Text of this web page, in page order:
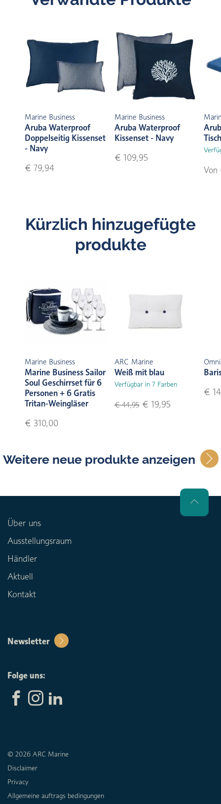
Marine Business
Aruba Waterproof
Doppelseitig Kissenset
- Navy
€ 79,94
Marine Business
Aruba Waterproof
Kissenset - Navy
€ 109,95
Von
Kürzlich hinzugefügte
produkte
Marine Business
Marine Business Sailor
Soul Geschirrset für 6
Personen + 6 Gratis
Tritan-Weingläser
€ 310,00
ARC Marine
Weiß mit blau
Verfügbar in 7 Farben
€ 44,95€ 19,95
€
Weitere neue produkte anzeigen
Über uns
Ausstellungsraum
Händler
Aktuell
Kontakt
Newsletter
Folge uns:
© 2026 ARC Marine
Disclaimer
Privacy
Allgemeine auftrags bedingungen